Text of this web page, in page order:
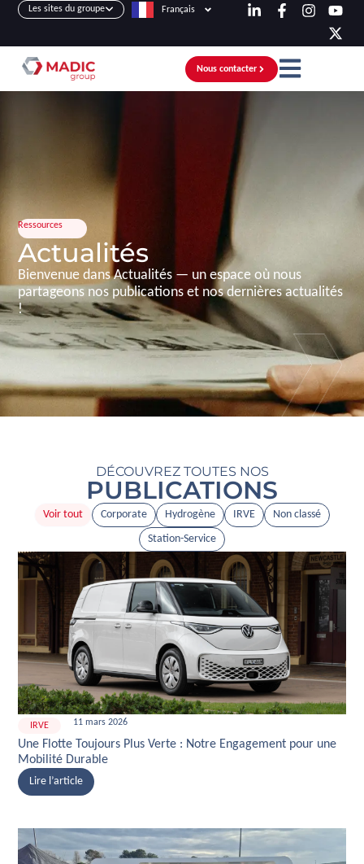
Les sites du groupe Français
Nous contacter
Ressources
Actualités
Bienvenue dans Actualités — un espace où nous
partageons nos publications et nos dernières actualités
!
DÉCOUVREZ TOUTES NOS
PUBLICATIONS
Corporate Hydrogène IRVE
Non classé
Station-Service
Voir tout
IRVE 11 mars 2026
Une Flotte Toujours Plus Verte : Notre Engagement pour une
Mobilité Durable
Lire l’article